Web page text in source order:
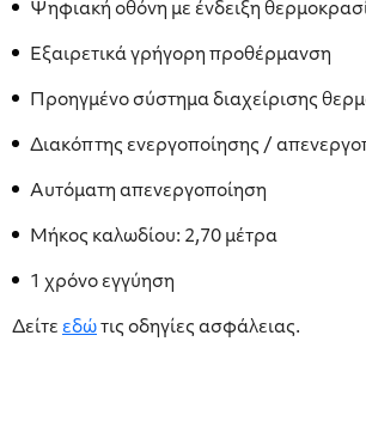
Ψηφιακή οθόνη με ένδειξη
Εξαιρετικά γρήγορη προθέρμανση
Προηγμένο σύστημα διαχείρισης
Διακόπτης ενεργοποίησης /
Αυτόματη απενεργοποίηση
Μήκος καλωδίου: 2,70 μέτρα
1 χρόνο εγγύηση
Δείτε εδώ τις οδηγίες ασφάλειας.